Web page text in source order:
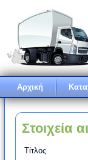
Αρχική
Στοιχεία
Τίτλος